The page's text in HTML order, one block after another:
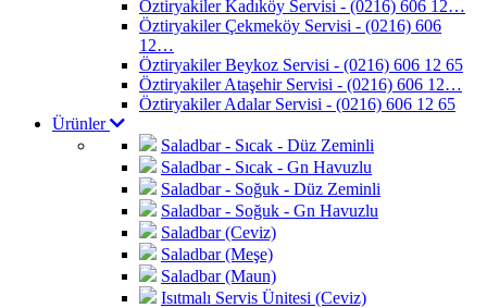
Öztiryakiler Kadıköy Servisi - (0216) 606 12…
Öztiryakiler Çekmeköy Servisi - (0216) 606
12…
Öztiryakiler Beykoz Servisi - (0216) 606 12 65
Öztiryakiler Ataşehir Servisi - (0216) 606 12…
Öztiryakiler Adalar Servisi - (0216) 606 12 65
Ürünler
Saladbar - Sıcak - Düz Zeminli
Saladbar - Sıcak - Gn Havuzlu
Saladbar - Soğuk - Düz Zeminli
Saladbar - Soğuk - Gn Havuzlu
Saladbar (Ceviz)
Saladbar (Meşe)
Saladbar (Maun)
Isıtmalı Servis Ünitesi (Ceviz)